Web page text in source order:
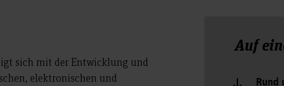
sich mit der Entwicklung und
elektronischen und
Auf
Rund